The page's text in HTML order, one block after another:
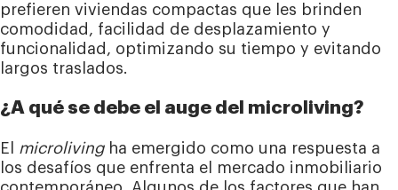
prefieren viviendas compactas que les brinden
comodidad, facilidad de desplazamiento y
funcionalidad, optimizando su tiempo y evitando
largos traslados.
¿A qué se debe el auge del microliving?
El microlivingha emergido como una respuesta a
los desafíos que enfrenta el mercado inmobiliario